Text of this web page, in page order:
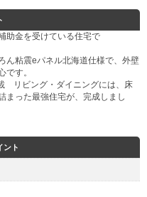
助金を受けている住宅で
粘震eパネル北海道仕様で、外壁
です。
リビング・ダイニングには、床
った最強住宅が、完成しまし
ント